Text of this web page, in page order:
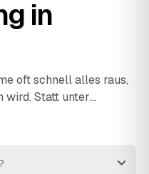
in
oft schnell alles raus,
wird. Statt unter
zu nehmen, stellen
Sie Preise und